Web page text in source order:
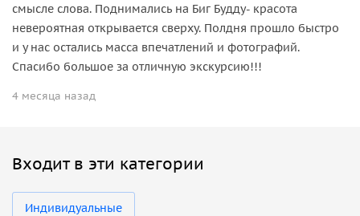
смысле слова. Поднимались на Биг Будду- красота
невероятная открывается сверху. Полдня прошло быстро
и у нас остались масса впечатлений и фотографий.
Спасибо большое за отличную экскурсию!!!
4 месяца назад
Входит в эти категории
Индивидуальные